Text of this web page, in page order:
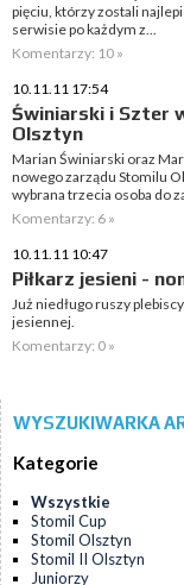
pięciu, którzy zostali
serwisie po każdym z...
Komentarzy: 10 »
10.11.11 17:54
Świniarski i Szter
Olsztyn
Marian Świniarski oraz
nowego zarządu Stomilu
wybrana trzecia osoba do
Komentarzy: 6 »
10.11.11 10:47
Piłkarz jesieni -
Już niedługo ruszy
jesiennej.
Komentarzy: 0 »
WYSZUKIWARKA
Kategorie
Wszystkie
Stomil Cup
Stomil Olsztyn
Stomil II Olsztyn
Juniorzy